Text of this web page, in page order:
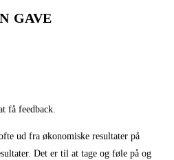
GAVE
få feedback.
ud fra økonomiske resultater på
Det er til at tage og føle på og